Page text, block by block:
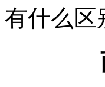
有什么区